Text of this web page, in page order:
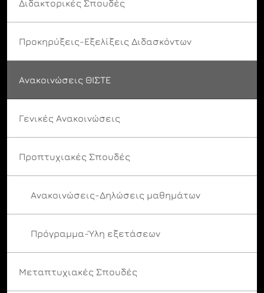
Διδακτορικές Σπουδές
Προκηρύξεις-Εξελίξεις Διδασκόντων
Ανακοινώσεις ΘΙΣΤΕ
Γενικές Ανακοινώσεις
Προπτυχιακές Σπουδές
Ανακοινώσεις-Δηλώσεις μαθημάτων
Πρόγραμμα-Ύλη εξετάσεων
Μεταπτυχιακές Σπουδές